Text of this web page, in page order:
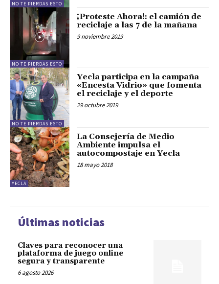
NO TE PIERDAS ESTO
NO TE PIERDAS ESTO
¡Proteste Ahora!: el camión de
reciclaje a las 7 de la mañana
9 noviembre 2019
NO TE PIERDAS ESTO
Yecla participa en la campaña
«Encesta Vidrio» que fomenta
el reciclaje y el deporte
29 octubre 2019
YECLA
La Consejería de Medio
Ambiente impulsa el
autocompostaje en Yecla
18 mayo 2018
Últimas noticias
Claves para reconocer una
plataforma de juego online
segura y transparente
6 agosto 2026